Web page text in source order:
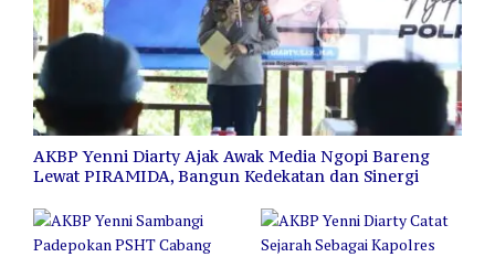
AKBP Yenni Diarty Ajak Awak Media Ngopi Bareng
Lewat PIRAMIDA, Bangun Kedekatan dan Sinergi